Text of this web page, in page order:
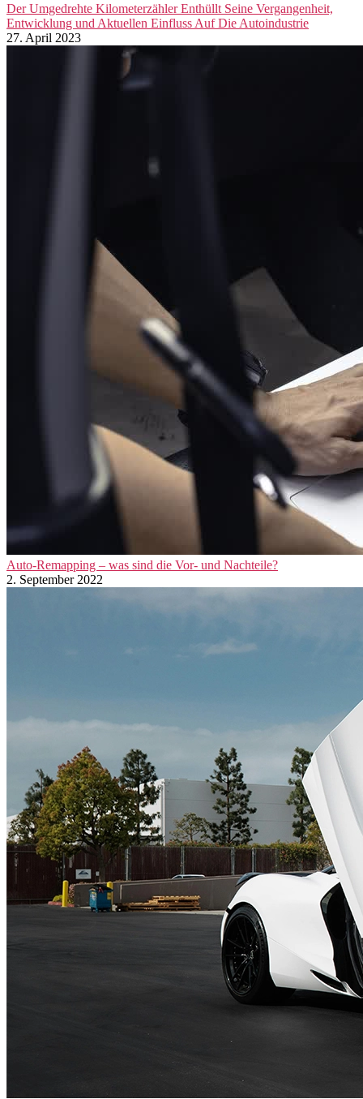
Der Umgedrehte Kilometerzähler Enthüllt Seine Vergangenheit,
Entwicklung und Aktuellen Einfluss Auf Die Autoindustrie
27. April 2023
Auto-Remapping – was sind die Vor- und Nachteile?
2. September 2022